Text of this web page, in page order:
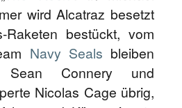
wird Alcatraz besetzt
Raketen bestückt, vom
Navy Seals bleiben
Sean Connery und
Nicolas Cage übrig,